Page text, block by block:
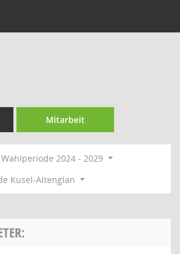
Mitarbeit
Wahlperiode 2024 - 2029
Kusel-Altenglan